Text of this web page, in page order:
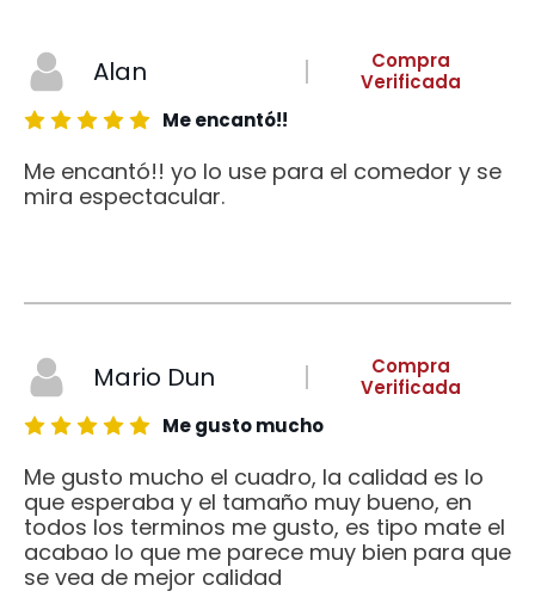
Alan
Compra
Verificada
Me encantó!!
Me encantó!! yo lo use para el comedor y se
mira espectacular.
Mario Dun
Compra
Verificada
Me gusto mucho
Me gusto mucho el cuadro, la calidad es lo
que esperaba y el tamaño muy bueno, en
todos los terminos me gusto, es tipo mate el
acabao lo que me parece muy bien para que
se vea de mejor calidad